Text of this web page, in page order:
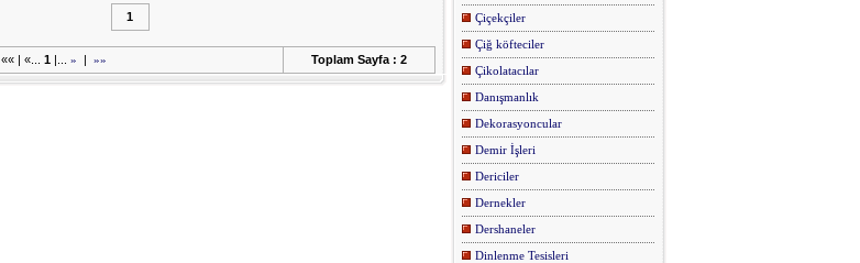
1
«« | «... 1 |... » | »» Toplam Sayfa : 2
Çiçekçiler
Çiğ köfteciler
Çikolatacılar
Danışmanlık
Dekorasyoncular
Demir İşleri
Dericiler
Dernekler
Dershaneler
Dinlenme Tesisleri